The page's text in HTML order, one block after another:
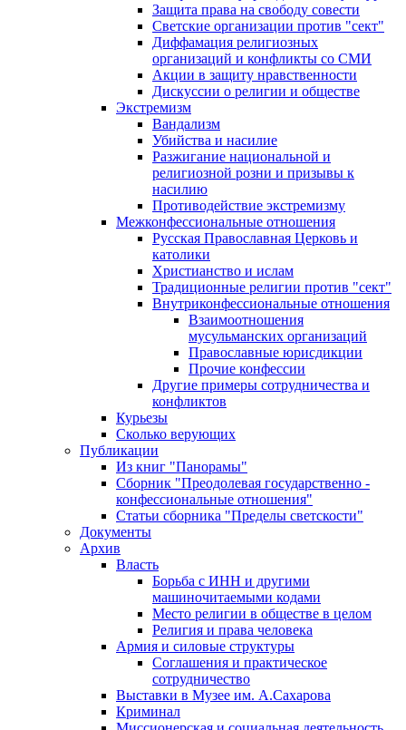
Защита права на свободу совести
Светские организации против "сект"
Диффамация религиозных
организаций и конфликты со СМИ
Акции в защиту нравственности
Дискуссии о религии и обществе
Экстремизм
Вандализм
Убийства и насилие
Разжигание национальной и
религиозной розни и призывы к
насилию
Противодействие экстремизму
Межконфессиональные отношения
Русская Православная Церковь и
католики
Христианство и ислам
Традиционные религии против "сект"
Внутриконфессиональные отношения
Взаимоотношения
мусульманских организаций
Православные юрисдикции
Прочие конфессии
Другие примеры сотрудничества и
конфликтов
Курьезы
Сколько верующих
Публикации
Из книг "Панорамы"
Сборник "Преодолевая государственно -
конфессиональные отношения"
Статьи сборника "Пределы светскости"
Документы
Архив
Власть
Борьба с ИНН и другими
машиночитаемыми кодами
Место религии в обществе в целом
Религия и права человека
Армия и силовые структуры
Соглашения и практическое
сотрудничество
Выставки в Музее им. А.Сахарова
Криминал